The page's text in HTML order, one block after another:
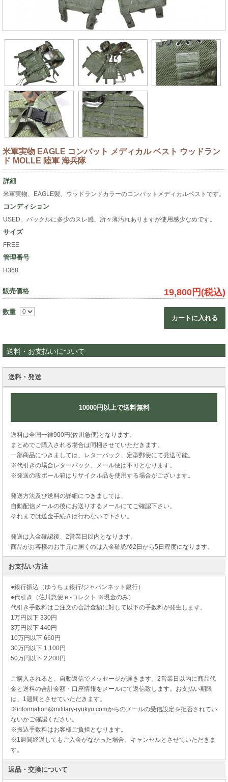
米軍実物 EAGLE コンバット メディカル ベスト ウッドラン
ド MOLLE 陸軍 海兵隊
詳細
米軍実物、EAGLE製、ウッドランドカラーのコンバットメディカルベストです。
コンディション
USED。バックルに多少のスレ感、所々薄汚れありますが使用感少なめです。
サイズ
FREE
管理番号
H368
販売価格 19,800円(税込)
数量
カートに入れる
送料・お支払いについて
送料・発送
10000円以上で送料無料
送料は全国一律900円(佐川急便)となります。
まとめでご購入される場合は同梱させていただきます。
一部商品につきましては、レターパック、定型郵便にて発送可能。
※代引きの場合レターパック、メール便は不可となります。
※発送の段ボール箱はリサイクル品を使用する場合がございます。
発送方法及び送料の詳細につきましては、
自動配信メールの後にお送りするメールにてご確認下さい。
それまでは送金手続きは行わないで下さい。
発送は入金確認後、2営業日以内となります。
商品がお客様のお手元に届くのは入金確認後2日から5日程度になります。
お支払い方法
●銀行振込（ゆうちょ銀行/ジャパンネット銀行）
●代引き（佐川急便 e -コレクト ※現金のみ）
代引き手数料はご注文の合計金額に対して以下の手数料が発生します。
1万円以下 330円
3万円以下 440円
10万円以下 660円
30万円以下 1,100円
50万円以下 2,200円
ご購入されると、自動返信でメッセージが届きます。2営業日以内に商品代
金と送料の合計金額・口座情報をメールにて返信致します。お支払い期限
は、1週間とさせていただきます。
※information@military-ryukyu.comからのメールの受信設定を拒否されてい
ないかご確認ください。
※振込手数料はお客様ご負担となります。
※1週間経過してもご入金がなかった場合、キャンセルとさせていただきま
す。
返品・交換について